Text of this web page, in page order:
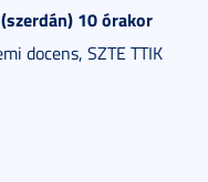
10 órakor
docens, SZTE TTIK